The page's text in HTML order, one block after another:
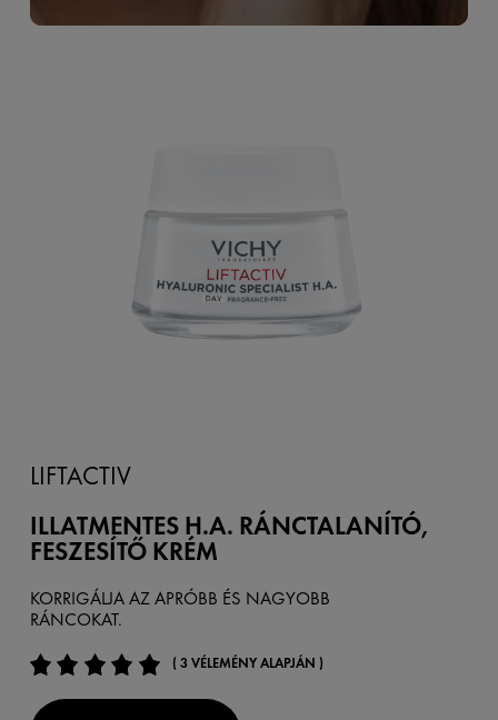
LIFTACTIV
ILLATMENTES H.A. RÁNCTALANÍTÓ,
FESZESÍTŐ KRÉM
KORRIGÁLJA AZ APRÓBB ÉS NAGYOBB
RÁNCOKAT.
( 3 VÉLEMÉNY ALAPJÁN )